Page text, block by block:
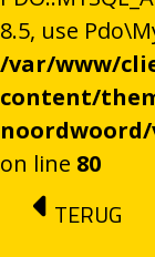
8.5, use
/var/www/
content/
on line 80
Ga naar de
TERUG